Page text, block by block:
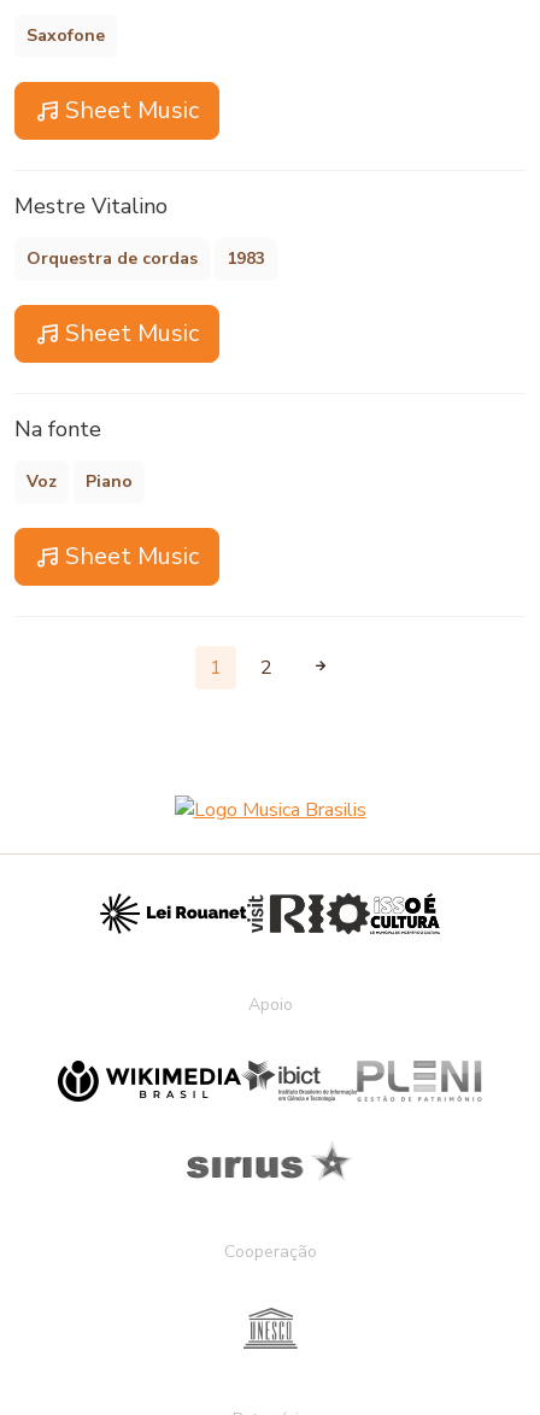
Saxofone
Sheet Music
Mestre Vitalino
Orquestra de cordas 1983
Sheet Music
Na fonte
Voz Piano
Sheet Music
1 2
Apoio
Cooperação